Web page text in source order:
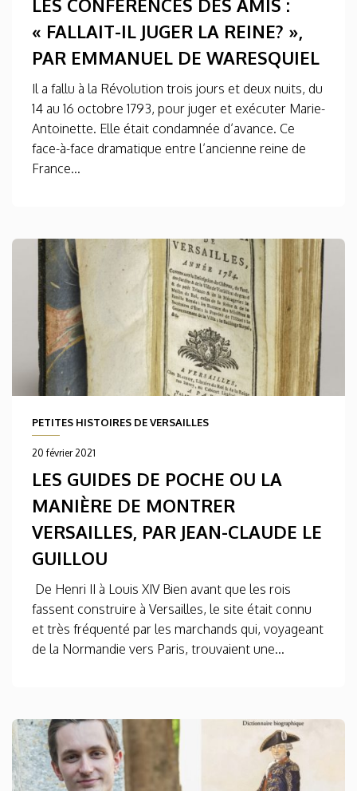
LES CONFÉRENCES DES AMIS :
« FALLAIT-IL JUGER LA REINE? »,
PAR EMMANUEL DE WARESQUIEL
Il a fallu à la Révolution trois jours et deux nuits, du
14 au 16 octobre 1793, pour juger et exécuter Marie-
Antoinette. Elle était condamnée d’avance. Ce
face-à-face dramatique entre l’ancienne reine de
France...
PETITES HISTOIRES DE VERSAILLES
20 février 2021
LES GUIDES DE POCHE OU LA
MANIÈRE DE MONTRER
VERSAILLES, PAR JEAN-CLAUDE LE
GUILLOU
De Henri II à Louis XIV Bien avant que les rois
fassent construire à Versailles, le site était connu
et très fréquenté par les marchands qui, voyageant
de la Normandie vers Paris, trouvaient une...